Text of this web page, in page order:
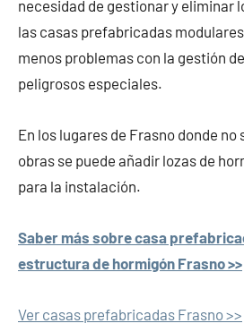
necesidad de gestionar y eliminar
las casas prefabricadas
menos problemas con la gestión
peligrosos especiales.
En los lugares de Frasno donde no
obras se puede añadir lozas de
para la instalación.
Saber más sobre casa
estructura de hormigón Frasno >>
Ver casas prefabricadas Frasno >>